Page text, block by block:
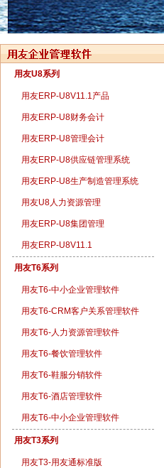
用友U8系列
用友ERP-U8V11.1产品
用友ERP-U8财务会计
用友ERP-U8管理会计
用友ERP-U8供应链管理系统
用友ERP-U8生产制造管理系统
用友U8人力资源管理
用友ERP-U8集团管理
用友ERP-U8V11.1
用友T6系列
用友T6-中小企业管理软件
用友T6-CRM客户关系管理软件
用友T6-人力资源管理软件
用友T6-餐饮管理软件
用友T6-鞋服分销软件
用友T6-酒店管理软件
用友T6-中小企业管理软件
用友T3系列
用友T3-用友通标准版